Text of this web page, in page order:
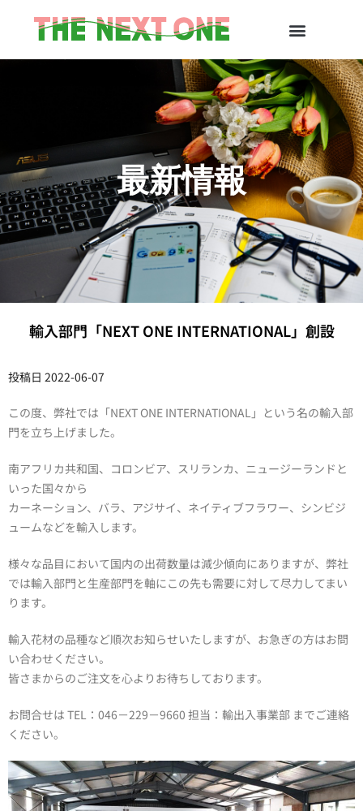
最新情報
輸入部門「NEXT ONE INTERNATIONAL」創設
投稿日 2022-06-07
この度、弊社では「NEXT ONE INTERNATIONAL」という名の輸入部
門を立ち上げました。
南アフリカ共和国、コロンビア、スリランカ、ニュージーランドと
いった国々から
カーネーション、バラ、アジサイ、ネイティブフラワー、シンビジ
ュームなどを輸入します。
様々な品目において国内の出荷数量は減少傾向にありますが、弊社
では輸入部門と生産部門を軸にこの先も需要に対して尽力してまい
ります。
輸入花材の品種など順次お知らせいたしますが、お急ぎの方はお問
い合わせください。
皆さまからのご注文を心よりお待ちしております。
お問合せは TEL：046－229－9660 担当：輸出入事業部 までご連絡
ください。